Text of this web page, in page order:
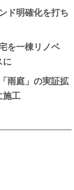
ド明確化を打ち
を一棟リノベ
雨庭」の実証拡
施工